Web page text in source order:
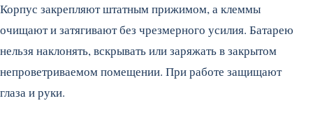
Корпус закрепляют штатным прижимом, а клеммы
очищают и затягивают без чрезмерного усилия. Батарею
нельзя наклонять, вскрывать или заряжать в закрытом
непроветриваемом помещении. При работе защищают
глаза и руки.